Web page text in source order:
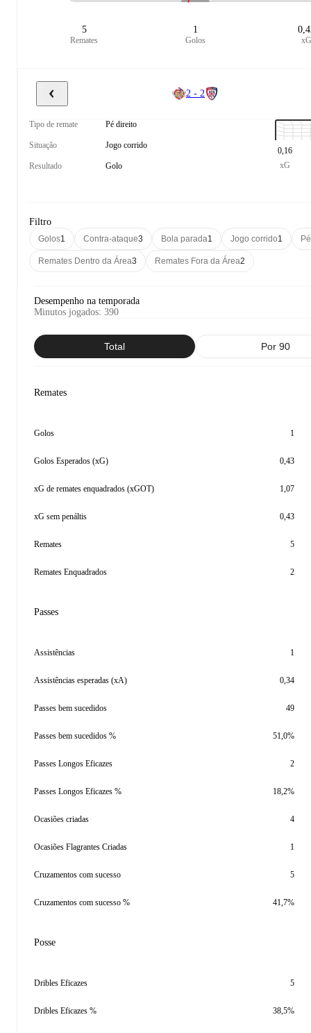
5
Remates
1
Golos xG
2 - 2
Tipo de remate Pé direito
Situação Jogo corrido
Resultado Golo
0,16
xG
Filtro
Golos1 Contra-ataque3 Bola parada1 Jogo corrido1
Remates Dentro da Área3 Remates Fora da Área2
Desempenho na temporada
Minutos jogados: 390
Total Por 90
Remates
Golos 1
Golos Esperados (xG) 0,43
xG de remates enquadrados (xGOT) 1,07
xG sem penáltis 0,43
Remates 5
Remates Enquadrados 2
Passes
Assistências 1
Assistências esperadas (xA) 0,34
Passes bem sucedidos 49
Passes bem sucedidos % 51,0%
Passes Longos Eficazes 2
Passes Longos Eficazes % 18,2%
Ocasiões criadas 4
Ocasiões Flagrantes Criadas 1
Cruzamentos com sucesso 5
Cruzamentos com sucesso % 41,7%
Posse
Dribles Eficazes 5
Dribles Eficazes % 38,5%